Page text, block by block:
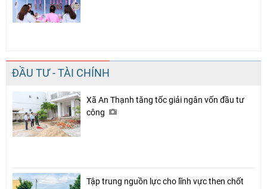
ĐẦU TƯ - TÀI CHÍNH
Xã An Thạnh tăng tốc giải ngân vốn đầu tư
công
Tập trung nguồn lực cho lĩnh vực then chốt